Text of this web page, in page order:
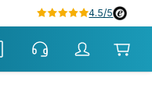
4.5/5